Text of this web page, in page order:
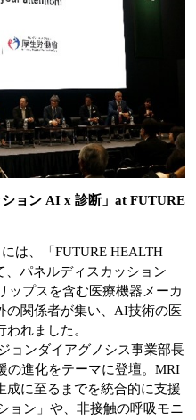
ション AI x 診断」at FUTURE
は、「FUTURE HEALTH
、パネルディスカッション
ップスを含む医療機器メーカ
の関係者が集い、AI技術の医
れました。
ョンダイアグノシス事業部長
の進化をテーマに登壇。MRI
成に至るまでを統合的に支援
ョン」や、非接触の呼吸モニ